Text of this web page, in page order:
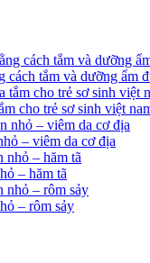
tắm và dưỡng ẩm
cho trẻ sơ sinh việt
– viêm da cơ địa
– hăm tã
– rôm sảy